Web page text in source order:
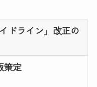
ドライン」改正の
策定